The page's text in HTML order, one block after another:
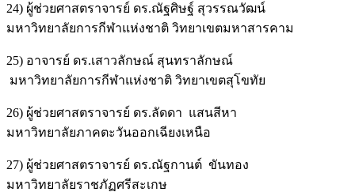
24) ผู้ช่วยศาสตราจารย์ ดร.ณัฐศิษฐ์ สุวรรณวัฒน์
มหาวิทยาลัยการกีฬาแห่งชาติ วิทยาเขตมหาสารคาม
25) อาจารย์ ดร.เสาวลักษณ์ สุนทราลักษณ์
มหาวิทยาลัยการกีฬาแห่งชาติ วิทยาเขตสุโขทัย
26) ผู้ช่วยศาสตราจารย์ ดร.ลัดดา แสนสีหา
มหาวิทยาลัยภาคตะวันออกเฉียงเหนือ
27) ผู้ช่วยศาสตราจารย์ ดร.ณัฐกานต์ ขันทอง
มหาวิทยาลัยราชภัฏศรีสะเกษ